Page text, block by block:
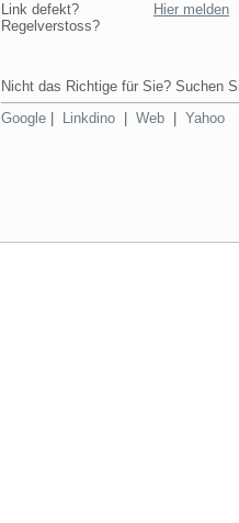
Link defekt?
Regelverstoss?
Hier melden
Nicht das Richtige für Sie? Suchen
Google
Linkdino Web Yahoo